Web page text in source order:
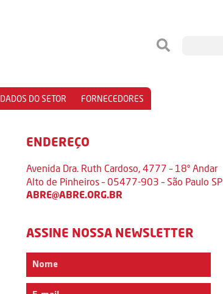
DADOS DO SETOR FORNECEDORES
ENDEREÇO
Avenida Dra. Ruth Cardoso, 4777 – 18º Andar
Alto de Pinheiros – 05477-903 – São Paulo SP
ABRE@ABRE.ORG.BR
ASSINE NOSSA NEWSLETTER